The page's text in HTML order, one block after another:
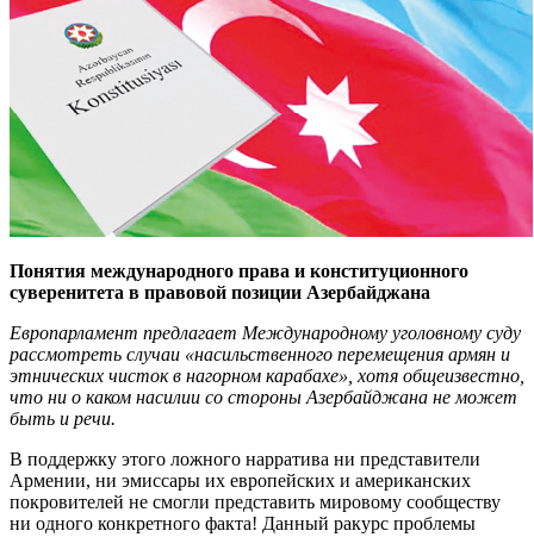
Понятия международного права и конституционного
суверенитета в правовой позиции Азербайджана
Европарламент предлагает Международному уголовному суду
рассмотреть случаи «насильственного перемещения армян и
этнических чисток в нагорном карабахе», хотя общеизвестно,
что ни о каком насилии со стороны Азербайджана не может
быть и речи.
В поддержку этого ложного нарратива ни представители
Армении, ни эмиссары их европейских и американских
покровителей не смогли представить мировому сообществу
ни одного конкретного факта! Данный ракурс проблемы